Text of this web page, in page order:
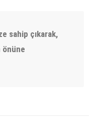
sahip çıkarak,
önüne